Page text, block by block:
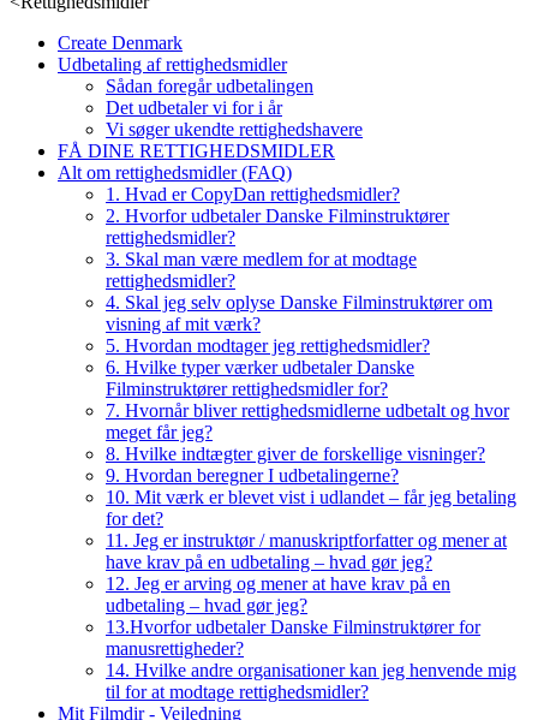
Create Denmark
Udbetaling af rettighedsmidler
Sådan foregår udbetalingen
Det udbetaler vi for i år
Vi søger ukendte rettighedshavere
FÅ DINE RETTIGHEDSMIDLER
Alt om rettighedsmidler (FAQ)
1. Hvad er CopyDan rettighedsmidler?
2. Hvorfor udbetaler Danske Filminstruktører
rettighedsmidler?
3. Skal man være medlem for at modtage
rettighedsmidler?
4. Skal jeg selv oplyse Danske Filminstruktører om
visning af mit værk?
5. Hvordan modtager jeg rettighedsmidler?
6. Hvilke typer værker udbetaler Danske
Filminstruktører rettighedsmidler for?
7. Hvornår bliver rettighedsmidlerne udbetalt og hvor
meget får jeg?
8. Hvilke indtægter giver de forskellige visninger?
9. Hvordan beregner I udbetalingerne?
10. Mit værk er blevet vist i udlandet – får jeg betaling
for det?
11. Jeg er instruktør / manuskriptforfatter og mener at
have krav på en udbetaling – hvad gør jeg?
12. Jeg er arving og mener at have krav på en
udbetaling – hvad gør jeg?
13.Hvorfor udbetaler Danske Filminstruktører for
manusrettigheder?
14. Hvilke andre organisationer kan jeg henvende mig
til for at modtage rettighedsmidler?
Mit Filmdir - Vejledning